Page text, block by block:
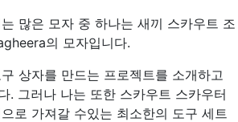
많은 모자 중 하나는 새끼 스카우트 조
의 모자입니다.
상자를 만드는 프로젝트를 소개하고
. 그러나 나는 또한 스카우트 스카우터
로 가져갈 수있는 최소한의 도구 세트